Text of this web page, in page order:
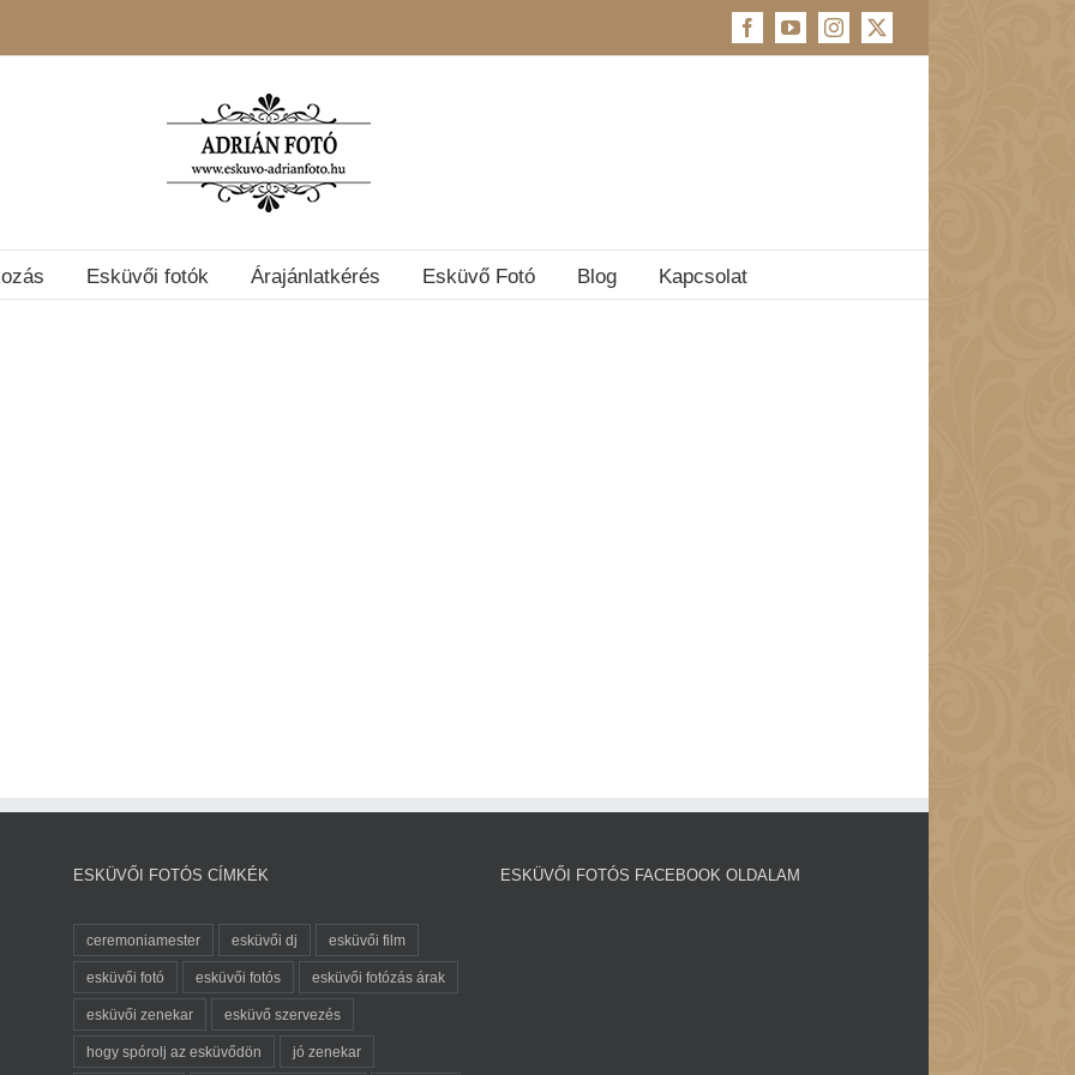
FacebookYouTubeInstagram
X
Esküvői fotók Árajánlatkérés Esküvő Fotó Blog Kapcsolat
ESKÜVŐI FOTÓS CÍMKÉK
ceremoniamester esküvői dj esküvői film
esküvői fotó esküvői fotós esküvői fotózás árak
esküvői zenekar esküvő szervezés
hogy spórolj az esküvődön jó zenekar
ESKÜVŐI FOTÓS FACEBOOK OLDALAM